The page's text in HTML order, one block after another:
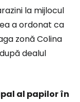
la mijlocul
a ordonat ca
zonă Colina
dealul
al papilor în